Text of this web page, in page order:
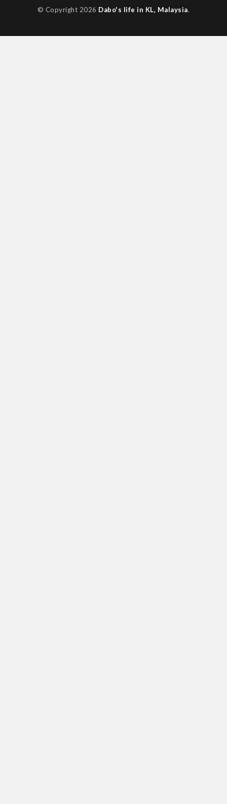
© Copyright 2026 Dabo's life in KL, Malaysia.